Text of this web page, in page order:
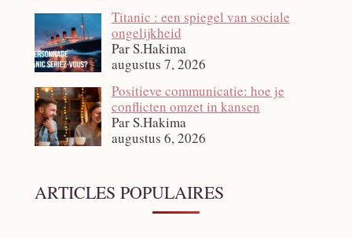
Titanic : een spiegel van sociale
ongelijkheid
Par S.Hakima
augustus 7, 2026
Positieve communicatie: hoe je
conflicten omzet in kansen
Par S.Hakima
augustus 6, 2026
ARTICLES POPULAIRES